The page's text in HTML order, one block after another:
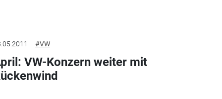
#VW
VW-Konzern weiter mit